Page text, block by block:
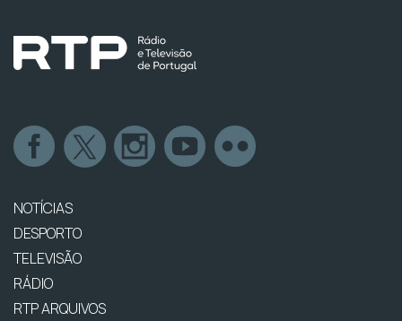
NOTÍCIAS
DESPORTO
TELEVISÃO
RÁDIO
RTP ARQUIVOS